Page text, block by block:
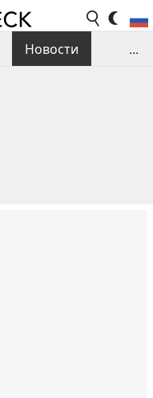
Новости
...